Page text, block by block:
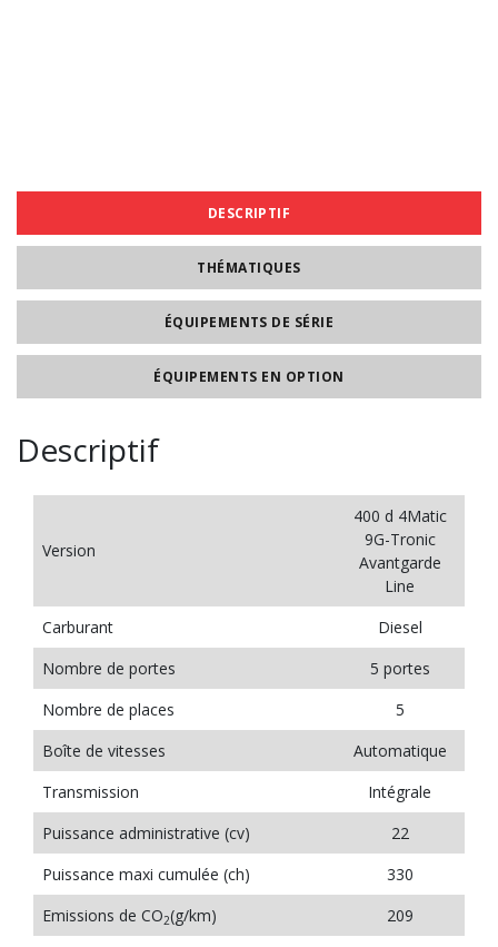
DESCRIPTIF
THÉMATIQUES
ÉQUIPEMENTS DE SÉRIE
ÉQUIPEMENTS EN OPTION
Descriptif
Version
400 d 4Matic
9G-Tronic
Avantgarde
Line
Carburant
Diesel
Nombre de portes
5 portes
Nombre de places
5
Boîte de vitesses
Automatique
Transmission
Intégrale
Puissance administrative (cv)
22
Puissance maxi cumulée (ch)
330
Emissions de CO2(g/km)
209